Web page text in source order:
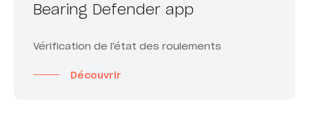
Bearing Defender app
Vérification de l'état des roulements
Découvrir